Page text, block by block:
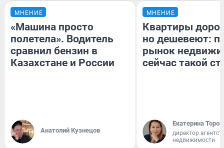
МНЕНИЕ
«Машина просто
полетела». Водитель
сравнил бензин в
Казахстане и России
Анатолий Кузнецов
МНЕНИЕ
Квартиры
но дешевеют:
рынок
сейчас такой
Екатерина
директор
недвижимости